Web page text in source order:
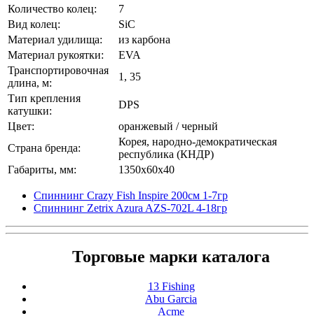
Количество колец:
7
Вид колец:
SiC
Материал удилища:
из карбона
Материал рукоятки:
EVA
Транспортировочная
длина, м:
1, 35
Тип крепления
катушки:
DPS
Цвет:
оранжевый / черный
Страна бренда:
Корея, народно-демократическая
республика (КНДР)
Габариты, мм:
1350x60x40
Спиннинг Crazy Fish Inspire 200см 1-7гр
Спиннинг Zetrix Azura AZS-702L 4-18гр
Торговые марки каталога
13 Fishing
Abu Garcia
Acme